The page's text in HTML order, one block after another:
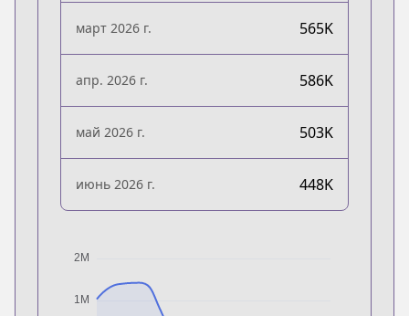
март 2026 г. 565K
апр. 2026 г. 586K
май 2026 г. 503K
июнь 2026 г. 448K